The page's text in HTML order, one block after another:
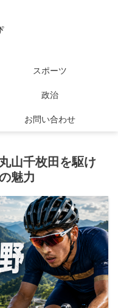
スポーツ
政治
お問い合わせ
山千枚田を駆け
魅力